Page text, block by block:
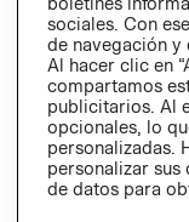
Ecuador ($)
CAMBIAR REGIÓN
sociales. Con
de navegación
Al hacer clic en
compartamos
publicitarios. Al
opcionales, lo
personalizadas.
personalizar
de datos para